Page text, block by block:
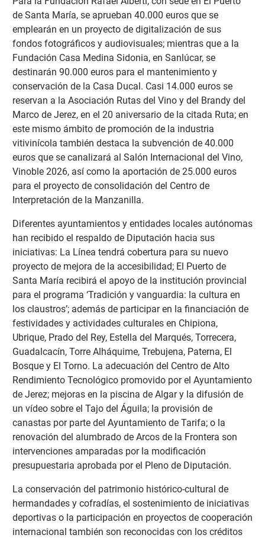
de Santa María, se aprueban 40.000 euros que se
emplearán en un proyecto de digitalización de sus
fondos fotográficos y audiovisuales; mientras que a la
Fundación Casa Medina Sidonia, en Sanlúcar, se
destinarán 90.000 euros para el mantenimiento y
conservación de la Casa Ducal. Casi 14.000 euros se
reservan a la Asociación Rutas del Vino y del Brandy del
Marco de Jerez, en el 20 aniversario de la citada Ruta; en
este mismo ámbito de promoción de la industria
vitivinícola también destaca la subvención de 40.000
euros que se canalizará al Salón Internacional del Vino,
Vinoble 2026, así como la aportación de 25.000 euros
para el proyecto de consolidación del Centro de
Interpretación de la Manzanilla.
Diferentes ayuntamientos y entidades locales autónomas
han recibido el respaldo de Diputación hacia sus
iniciativas: La Línea tendrá cobertura para su nuevo
proyecto de mejora de la accesibilidad; El Puerto de
Santa María recibirá el apoyo de la institución provincial
para el programa ‘Tradición y vanguardia: la cultura en
los claustros’; además de participar en la financiación de
festividades y actividades culturales en Chipiona,
Ubrique, Prado del Rey, Estella del Marqués, Torrecera,
Guadalcacín, Torre Alháquime, Trebujena, Paterna, El
Bosque y El Torno. La adecuación del Centro de Alto
Rendimiento Tecnológico promovido por el Ayuntamiento
de Jerez; mejoras en la piscina de Algar y la difusión de
un vídeo sobre el Tajo del Águila; la provisión de
canastas por parte del Ayuntamiento de Tarifa; o la
renovación del alumbrado de Arcos de la Frontera son
intervenciones amparadas por la modificación
presupuestaria aprobada por el Pleno de Diputación.
La conservación del patrimonio histórico-cultural de
hermandades y cofradías, el sostenimiento de iniciativas
deportivas o la participación en proyectos de cooperación
internacional también son reconocidas con los créditos